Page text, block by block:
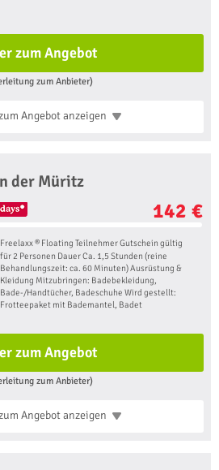
zum Angebot
zum Anbieter)
Angebotanzeigen
der Müritz
142 €
Freelaxx ® Floating Teilnehmer Gutschein gültig
für 2 Personen Dauer Ca. 1,5 Stunden (reine
Behandlungszeit: ca. 60 Minuten) Ausrüstung &
Kleidung Mitzubringen: Badebekleidung,
Bade-/Handtücher, Badeschuhe Wird gestellt:
Frotteepaket mit Bademantel, Badet
zum Angebot
zum Anbieter)
Angebotanzeigen